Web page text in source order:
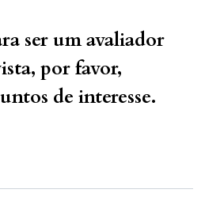
ser um avaliador
por favor,
de interesse.